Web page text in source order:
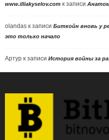
www.illiakyselov.com к записи
olandas к записи Биткойн вновь у
это только начало
Артур к записи История войны за